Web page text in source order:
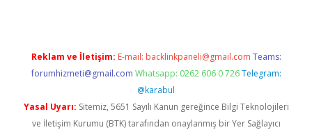
Reklam ve İletişim: E-mail: backlinkpaneli@gmail.com Teams:
forumhizmeti@gmail.com Whatsapp: 0262 606 0 726 Telegram:
@karabul
Yasal Uyarı: Sitemiz, 5651 Sayılı Kanun gereğince Bilgi Teknolojileri
ve İletişim Kurumu (BTK) tarafından onaylanmış bir Yer Sağlayıcı